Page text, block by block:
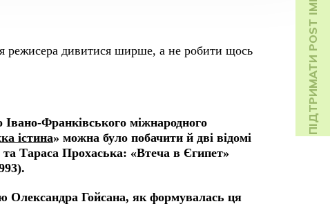
ПІДТРИМАТИ POST IMPREZA
Франківського міжнародного
істина» можна було побачити й дві відомі
Тараса Прохаська: «Втеча в Єгипет»
Олександра Гойсана, як формувалась ця